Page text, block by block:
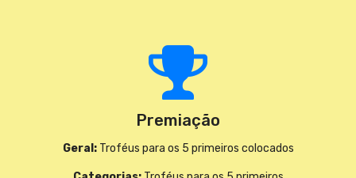
Premiação
Geral: Troféus para os 5 primeiros colocados